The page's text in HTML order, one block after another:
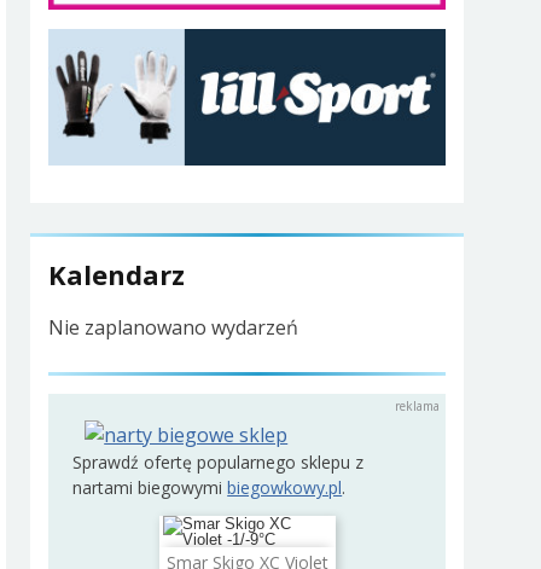
Kalendarz
Nie zaplanowano wydarzeń
Sprawdź ofertę popularnego sklepu z
nartami biegowymibiegowkowy.pl.
Smar Skigo XC Violet